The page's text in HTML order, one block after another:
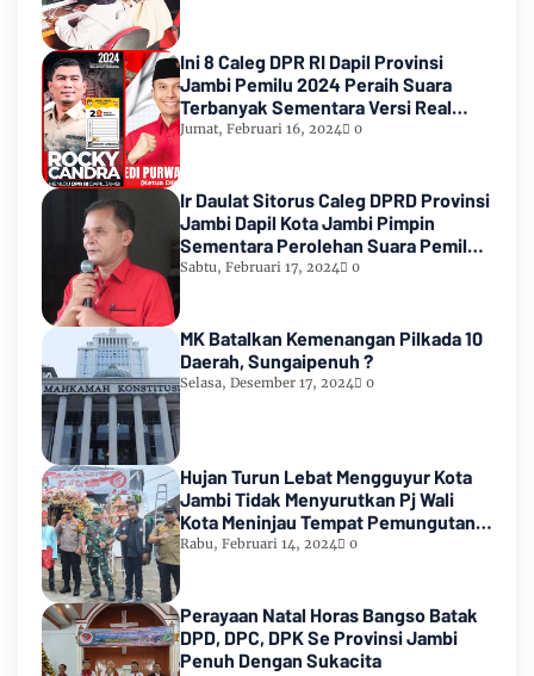
Ini 8 Caleg DPR RI Dapil Provinsi
Jambi Pemilu 2024 Peraih Suara
Terbanyak Sementara Versi Real
Count KPU RI
Jumat, Februari 16, 2024 0
Ir Daulat Sitorus Caleg DPRD Provinsi
Jambi Dapil Kota Jambi Pimpin
Sementara Perolehan Suara Pemilu
2024
Sabtu, Februari 17, 2024 0
MK Batalkan Kemenangan Pilkada 10
Daerah, Sungaipenuh ?
Selasa, Desember 17, 2024 0
Hujan Turun Lebat Mengguyur Kota
Jambi Tidak Menyurutkan Pj Wali
Kota Meninjau Tempat Pemungutan
Suara Pemilu 2024
Rabu, Februari 14, 2024 0
Perayaan Natal Horas Bangso Batak
DPD, DPC, DPK Se Provinsi Jambi
Penuh Dengan Sukacita